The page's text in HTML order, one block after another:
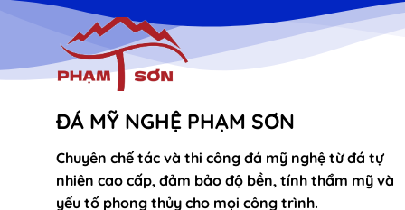
ĐÁ MỸ NGHỆ PHẠM SƠN
Chuyên chế tác và thi công đá mỹ nghệ từ đá tự
nhiên cao cấp, đảm bảo độ bền, tính thẩm mỹ và
yếu tố phong thủy cho mọi công trình.